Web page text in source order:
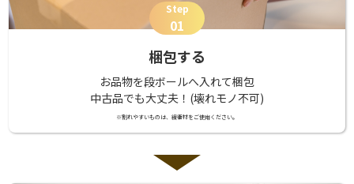
Step
01
梱包する
お品物を段ボールへ入れて梱包
中古品でも大丈夫！(壊れモノ不可)
※割れやすいものは、緩衝材をご使用ください。